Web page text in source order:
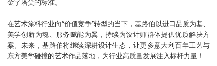
金字塔尖的标准。
在艺术涂料行业向“价值竞争”转型的当下，基路伯以进口品质为基、
美学创新为魂、服务赋能为翼，持续为设计师群体提供优质解决方
案。未来，基路伯将继续深耕设计生态，让更多意大利百年工艺与
东方美学碰撞的艺术作品落地，为行业高质量发展注入标杆力量！